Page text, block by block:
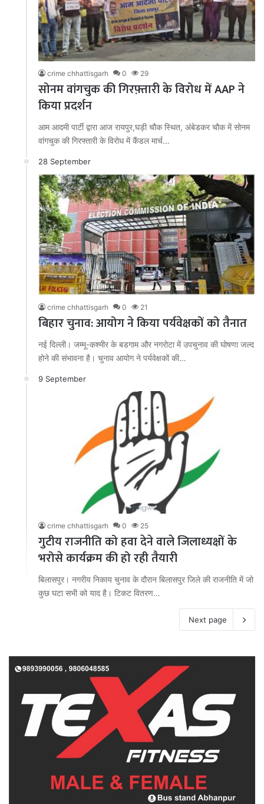
crime chhattisgarh 0 29
सोनम वांगचुक की गिरफ़्तारी के विरोध में AAP ने
किया प्रदर्शन
आम आदमी पार्टी द्वारा आज रायपुर,घड़ी चौक स्थित, अंबेडकर चौक में सोनम
वांगचुक की गिरफ्तारी के विरोध में कैंडल मार्च…
28 September
crime chhattisgarh 0 21
बिहार चुनाव: आयोग ने किया पर्यवेक्षकों को तैनात
नई दिल्ली। जम्मू-कश्मीर के बडगाम और नगरोटा में उपचुनाव की घोषणा जल्द
होने की संभावना है। चुनाव आयोग ने पर्यवेक्षकों की…
9 September
crime chhattisgarh 0 25
गुटीय राजनीति को हवा देने वाले जिलाध्यक्षों के
भरोसे कार्यक्रम की हो रही तैयारी
बिलासपुर। नगरीय निकाय चुनाव के दौरान बिलासपुर जिले की राजनीति में जो
कुछ घटा सभी को याद है। टिकट वितरण…
Next page